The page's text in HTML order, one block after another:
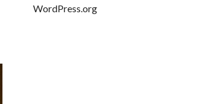
WordPress.org